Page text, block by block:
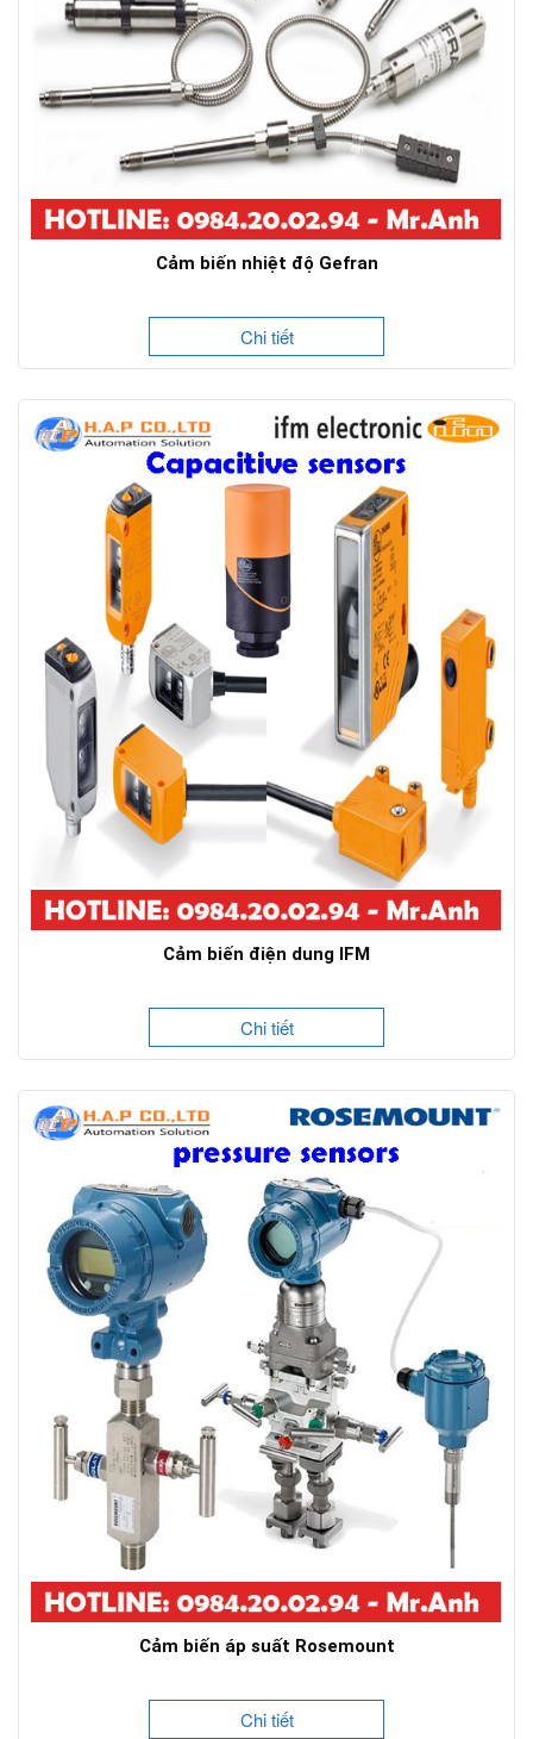
Cảm biến nhiệt độ Gefran
Chi tiết
Cảm biến điện dung IFM
Chi tiết
Cảm biến áp suất Rosemount
Chi tiết